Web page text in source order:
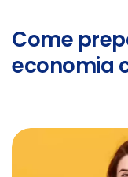
Come
economia